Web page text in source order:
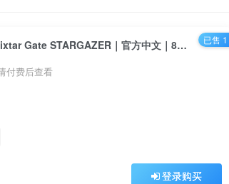
六星门：观星者｜Sixtar Gate STARGAZER｜官方中文｜818M｜免安装
付费后查看
登录购买
已售 1